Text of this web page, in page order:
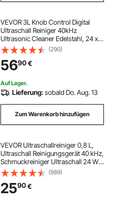
VEVOR 3L Knob Control Digital
Ultraschall Reiniger 40kHz
Ultrasonic Cleaner Edelstahl, 24 x
14 x 10 cm Schmuck Reinigung
Ultraschall
Ultraschallreinigungsgerät Brille
Reinigungsgerät Heater Timer
(290)
5690€
Auf Lager.
Lieferung:sobald Do. Aug. 13
Zum Warenkorb hinzufügen
VEVOR Ultraschallreiniger 0,8 L,
Ultraschall Reinigungsgerät 40 kHz,
Schmuckreiniger Ultraschall 24 W,
Digitaler Ultraschallreiniger mit
LED-Anzeige,
Ultraschallreinigungsgerät Brillen
Ultraschall
(989)
2590€